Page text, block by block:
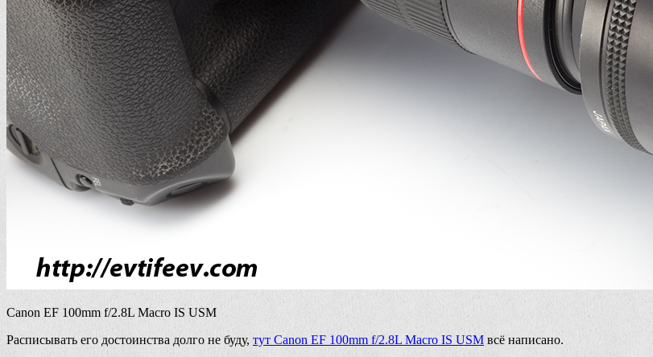
Canon EF 100mm f/2.8L Macro IS USM
Расписывать его достоинства долго не буду, тут Canon EF 100mm f/2.8L Macro IS USM всё написано.